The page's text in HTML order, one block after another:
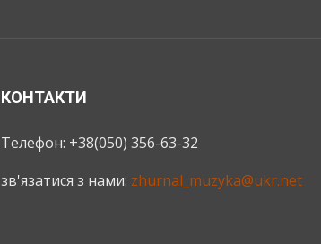
КОНТАКТИ
Телефон: +38(050) 356-63-32
зв'язатися з нами: zhurnal_muzyka@ukr.net